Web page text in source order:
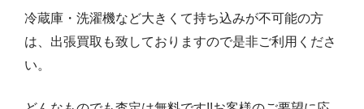
冷蔵庫・洗濯機など大きくて持ち込みが不可能の方
は、出張買取も致しておりますので是非ご利用くださ
い。